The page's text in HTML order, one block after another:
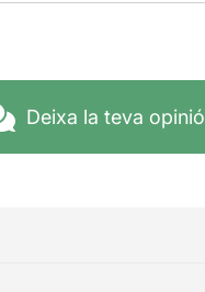
Deixa la teva opinió